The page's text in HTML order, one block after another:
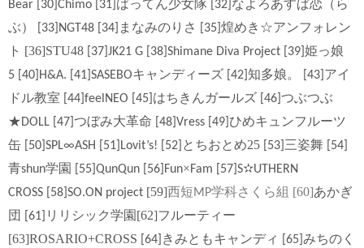
Bear [30]Chimo [31] ばってん少女隊 [32] なよろあすぱ恋（ら
ぶ）
[33]NGT48 [34] まなみのりさ [35] 煌めき☆アンフォレン
ト [36]STU48
[37]JK21 G [38]Shimane Diva Project [39] 姫っ娘
5 [40]H&A. [41]SASEBOキャンディーズ [42] 知多娘。 [43] アイ
ドル教室
[44]feelNEO [45] はちきんガールズ [46] つぶつぶ
★DOLL [47] つぼみ大革命 [48]Vress [49] ひめキュンフルーツ
缶
[50]SPL∞ASH [51]Lovit’s! [52] とちおとめ25 [53] 三姿舞 [54]
青shun学園 [55]QunQun [56]Fun×Fam [57]S✫UTHERN
CROSS
[58]SO.ON project [59]西短MP学科さくら組 [60]あかぎ
団
[61] リリシック学園[62]フルーティー
[63]ROSARIO+CROSS
[64] きみともキャンディ [65] みちのく